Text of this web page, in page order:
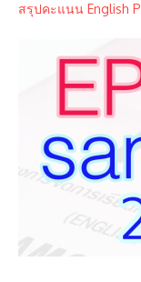
สรุปคะแนน English